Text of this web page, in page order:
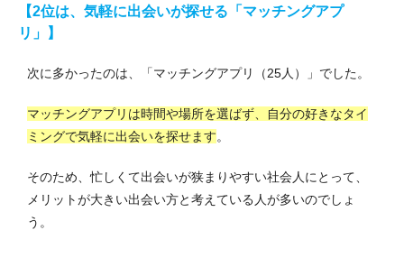
【2位は、気軽に出会いが探せる「マッチングアプ
リ」】
次に多かったのは、「マッチングアプリ（25人）」でした。
マッチングアプリは時間や場所を選ばず、自分の好きなタイ
ミングで気軽に出会いを探せます。
そのため、忙しくて出会いが狭まりやすい社会人にとって、
メリットが大きい出会い方と考えている人が多いのでしょ
う。